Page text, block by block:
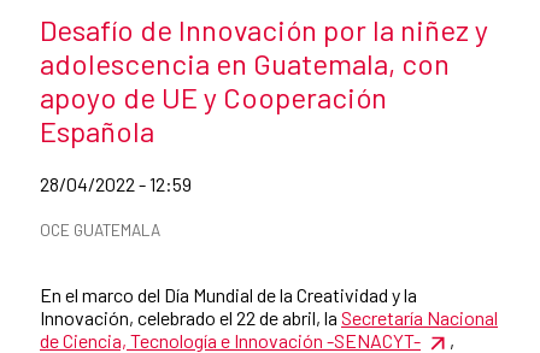
News title
Desafío de Innovación por la niñez y
adolescencia en Guatemala, con
apoyo de UE y Cooperación
Española
Date of publication of the news item
28/04/2022 - 12:59
News categories
OCE GUATEMALA
En el marco del Día Mundial de la Creatividad y la
Innovación, celebrado el 22 de abril, la Secretaría Nacional
de Ciencia, Tecnología e Innovación -SENACYT-
,